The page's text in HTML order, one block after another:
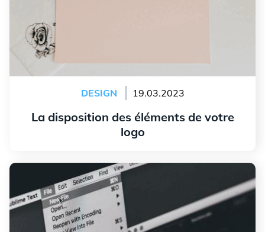
DESIGN 19.03.2023
La disposition des éléments de votre
logo
Qu'est-ce qu'un fichier SVG?